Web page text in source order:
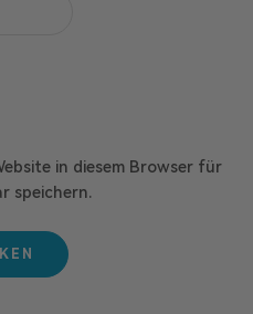
in diesem Browser für
speichern.